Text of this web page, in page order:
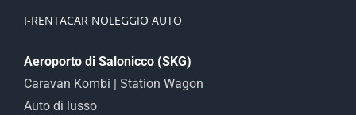
I-RENTACAR NOLEGGIO AUTO
Aeroporto di Salonicco (SKG)
Caravan Kombi | Station Wagon
Auto di lusso